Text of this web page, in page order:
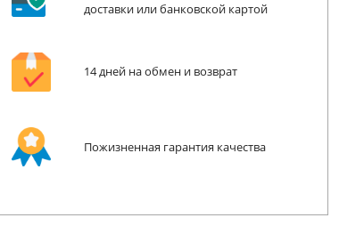
доставки или банковской картой
14 дней на обмен и возврат
Пожизненная гарантия качества